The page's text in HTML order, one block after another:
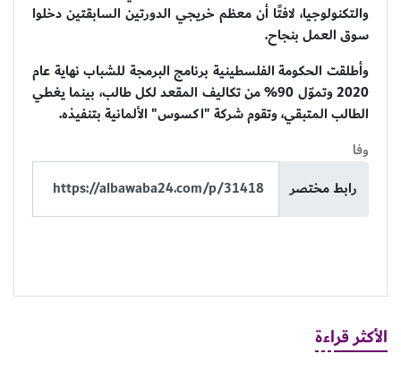
والتكنولوجيا، لافتًا أن معظم خريجي الدورتين السابقتين دخلوا
سوق العمل بنجاح.
وأطلقت الحكومة الفلسطينية برنامج البرمجة للشباب نهاية عام
2020 وتموّل 90% من تكاليف المقعد لكل طالب، بينما يغطي
الطالب المتبقي، وتقوم شركة "اكسوس" الألمانية بتنفيذه.
وفا
رابط مختصر
الأكثر قراءة